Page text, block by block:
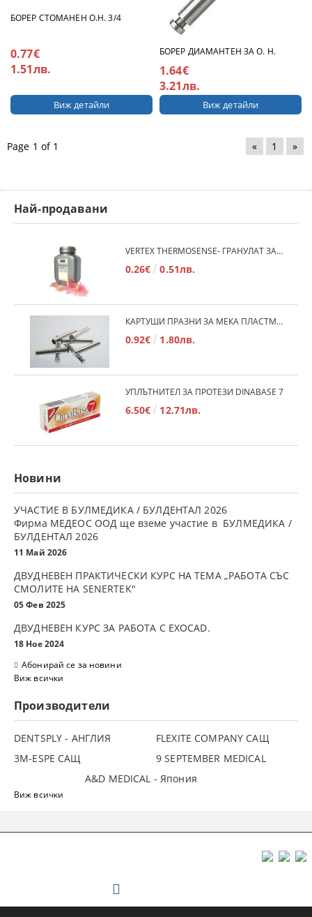
БОРЕР СТОМАНЕН О.Н. 3/4
0.77€
1.51лв.
Виж детайли
БОРЕР ДИАМАНТЕН ЗА О. Н.
1.64€
3.21лв.
Виж детайли
Page 1 of 1 « 1 »
Най-продавани
VERTEX THERMOSENSE- ГРАНУЛАТ ЗА МЕКИ ПРОТЕЗИ
0.26€ 0.51лв.
КАРТУШИ ПРАЗНИ ЗА МЕКА ПЛАСТМАСА
0.92€ 1.80лв.
УПЛЪТНИТЕЛ ЗА ПРОТЕЗИ DINABASE 7
6.50€ 12.71лв.
Новини
УЧАСТИЕ В БУЛМЕДИКА / БУЛДЕНТАЛ 2026
Фирма МЕДЕОС ООД ще вземе участие в БУЛМЕДИКА /
БУЛДЕНТАЛ 2026
11 Май 2026
ДВУДНЕВЕН ПРАКТИЧЕСКИ КУРС НА ТЕМА „РАБОТА СЪС
СМОЛИТЕ НА SENERTEK"
05 Фев 2025
ДВУДНЕВЕН КУРС ЗА РАБОТА С ЕXOCAD.
18 Ное 2024
Абонирай се за новини
Виж всички
Производители
DENTSPLY - АНГЛИЯ
FLEXITE COMPANY САЩ
3М-ESPE САЩ
9 SEPTEMBER MEDICAL
A&D MEDICAL - Япония
Виж всички